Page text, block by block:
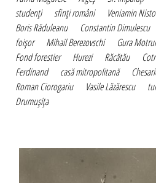
studenţi
sfinţi români Veniamin
Boris Răduleanu
Constantin Dimulescu
foişor
Mihail Berezovschi Gura
Fond forestier
Hurezi Răcătău
Ferdinand
casă mitropolitană
Roman Ciorogariu
Vasile Lăzărescu
Drumuşiţa